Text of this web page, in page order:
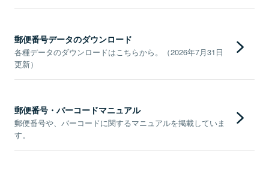
郵便番号データのダウンロード
各種データのダウンロードはこちらから。（2026年7月31日
更新）
郵便番号・バーコードマニュアル
郵便番号や、バーコードに関するマニュアルを掲載していま
す。